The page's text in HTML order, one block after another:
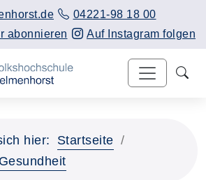
04221-98 18 00
abonnieren
Auf Instagram folgen
hier:
Startseite
Gesundheit